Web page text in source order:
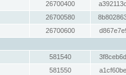
26700400
26700580
26700600
581540
581550